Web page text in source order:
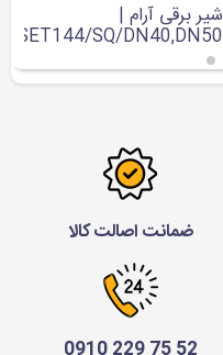
شیر برقی آرام |
SET144/SQ/DN40,DN50
ضمانت اصالت کالا